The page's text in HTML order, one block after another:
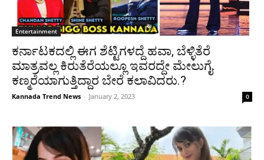
Entertainment
ಕರ್ನಾಟಕದಲ್ಲಿ ಈಗ ಶೆಟ್ಟಿಗಳದ್ದೆ ಹವಾ, ಬೆಳ್ಳಿತೆರೆ
ಮಾತ್ರವಲ್ಲ ಕಿರುತೆರೆಯಲ್ಲೂ ಇವರದ್ದೇ ಮೇಲುಗೈ.
ಕಣ್ಮರೆಯಾಗುತ್ತಿದ್ದಾರ ಬೇರೆ ಕಲಾವಿದರು.?
Kannada Trend News - January 2, 2023 0